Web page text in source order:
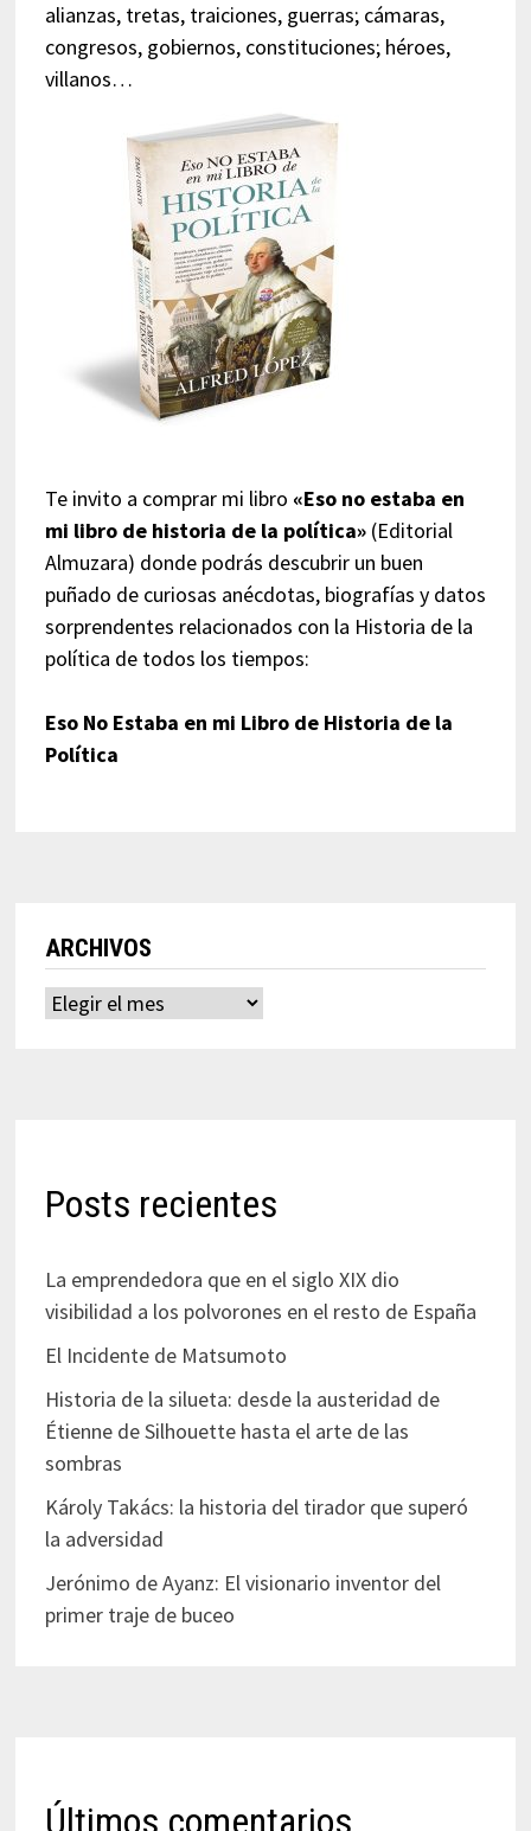
alianzas, tretas, traiciones, guerras; cámaras,
congresos, gobiernos, constituciones; héroes,
villanos…
Te invito a comprar mi libro «Eso no estaba en
mi libro de historia de la política»(Editorial
Almuzara) donde podrás descubrir un buen
puñado de curiosas anécdotas, biografías y datos
sorprendentes relacionados con la Historia de la
política de todos los tiempos:
Eso No Estaba en mi Libro de Historia de la
Política
ARCHIVOS
Archivos
Posts recientes
La emprendedora que en el siglo XIX dio
visibilidad a los polvorones en el resto de España
El Incidente de Matsumoto
Historia de la silueta: desde la austeridad de
Étienne de Silhouette hasta el arte de las
sombras
Károly Takács: la historia del tirador que superó
la adversidad
Jerónimo de Ayanz: El visionario inventor del
primer traje de buceo
Últimos comentarios